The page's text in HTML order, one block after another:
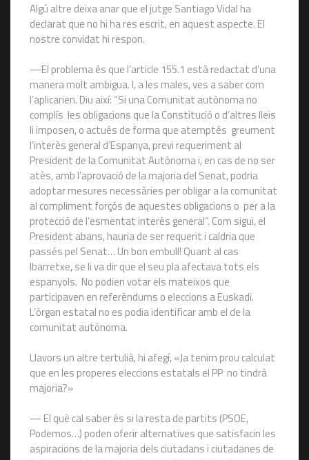
Algú altre deixa anar que el jutge Santiago Vidal ha
declarat que no hi ha res escrit, en aquest aspecte. El
nostre convidat hi respon.
—El problema és que l’article 155.1 està redactat d’una
manera molt ambigua. I, a les males, ves a saber com
l’aplicarien. Diu així: “Si una Comunitat autònoma no
complís les obligacions que la Constitució o d’altres lleis
li imposen, o actués de forma que atemptés greument
l’interès general d’Espanya, previ requeriment al
President de la Comunitat Autònoma i, en cas de no ser
atès, amb l’aprovació de la majoria del Senat, podria
adoptar mesures necessàries per obligar a la comunitat
al compliment forçós de aquestes obligacions o per a la
protecció de l’esmentat interès general”. Com sigui, el
President abans, hauria de ser requerit i caldria que
passés pel Senat… Un bon embull! Quant al cas
Ibarretxe, se li va dir que el seu pla afectava tots els
espanyols. No podien votar els mateixos que
participaven en referèndums o eleccions a Euskadi.
L’òrgan estatal no es podia identificar amb el de la
comunitat autònoma.
Llavors un altre tertulià, hi afegí, «Ja tenim prou calculat
que en les properes eleccions estatals el PP no tindrà
majoria?»
— El què cal saber és si la resta de partits (PSOE,
Podemos…) poden oferir alternatives que satisfacin les
aspiracions de la majoria dels ciutadans i ciutadanes de